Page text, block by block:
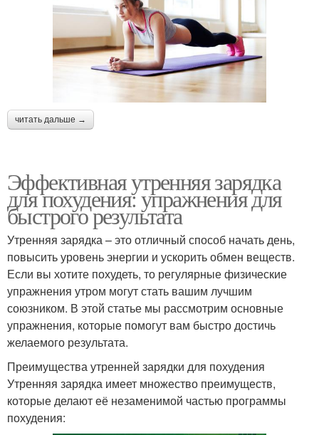
читать дальше →
Эффективная утренняя зарядка
для похудения: упражнения для
быстрого результата
Утренняя зарядка – это отличный способ начать день,
повысить уровень энергии и ускорить обмен веществ.
Если вы хотите похудеть, то регулярные физические
упражнения утром могут стать вашим лучшим
союзником. В этой статье мы рассмотрим основные
упражнения, которые помогут вам быстро достичь
желаемого результата.
Преимущества утренней зарядки для похудения
Утренняя зарядка имеет множество преимуществ,
которые делают её незаменимой частью программы
похудения: